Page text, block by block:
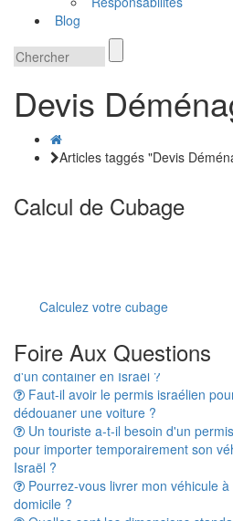
Blog
Devis
Articles taggés "Devis
Calcul de Cubage
Calculez votre cubage
Foire Aux Questions
Combien de temps prend le
d'un container en Israël ?
Faut-il avoir le permis israélien pour
dédouaner une voiture ?
Un touriste a-t-il besoin d'un permis
pour importer temporairement son
Israël ?
Pourrez-vous livrer mon véhicule à
domicile ?
Quelles sont les dimensions